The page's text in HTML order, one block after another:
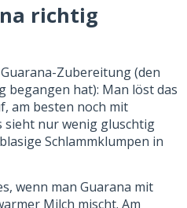
richtig
Zubereitung (den
begangen hat): Man löst das
am besten noch mit
sieht nur wenig gluschtig
Schlammklumpen in
wenn man Guarana mit
Milch mischt. Am